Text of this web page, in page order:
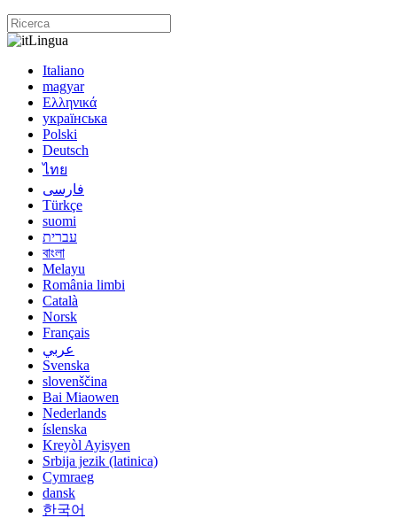
Lingua
Italiano
magyar
Ελληνικά
українська
Polski
Deutsch
ไทย
فارسی
Türkçe
suomi
עברית
বাংলা
Melayu
România limbi
Català
Norsk
Français
عربي
Svenska
slovenščina
Bai Miaowen
Nederlands
íslenska
Kreyòl Ayisyen
Srbija jezik (latinica)
Cymraeg
dansk
한국어